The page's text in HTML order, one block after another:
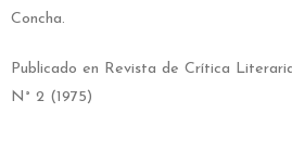
Concha.
Publicado en Revista de Crítica
N° 2 (1975)